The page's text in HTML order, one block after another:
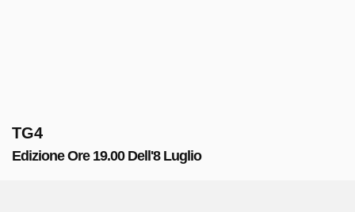
TG4
Edizione Ore 19.00 Dell'8 Luglio